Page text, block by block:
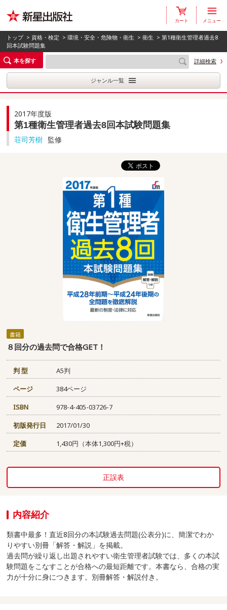
カート メニュー
トップ > 資格・検定 >環境・安全・危険物・衛生 >衛生 > 第1種衛生管理者過去8
回本試験問題集
本を探す
詳細検索
ジャンル一覧
2017年度版
第1種衛生管理者過去8回本試験問題集
荘司芳樹 監修
書籍
８回分の過去問で合格GET！
判 型
A5判
ページ
384ページ
ISBN
978-4-405-03726-7
初版発行日
2017/01/30
定価
1,430円（本体1,300円+税）
正誤表
内容紹介
類書中最多！直近8回分の本試験過去問題(公表分)に、簡潔でわか
りやすい別冊「解答・解説」を掲載。
過去問が繰り返し出題されやすい衛生管理者試験では、多くの本試
験問題をこなすことが合格への最短距離です。本書なら、合格の実
力が十分に身につきます。別冊解答・解説付き。